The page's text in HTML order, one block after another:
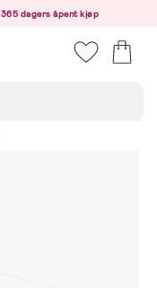
365 dagers åpent kjøp